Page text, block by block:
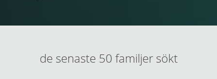
de senaste 50 familjer sökt